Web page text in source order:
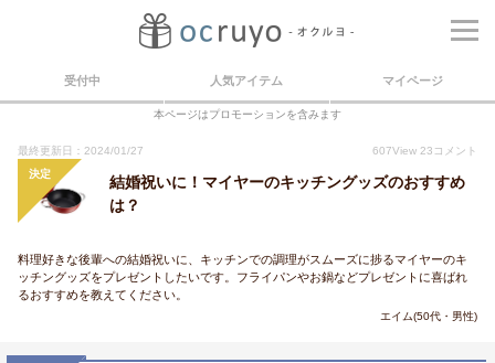
受付中 人気アイテム マイページ
本ページはプロモーションを含みます
最終更新日：2024/01/27 607View 23 コメント
決定
結婚祝いに！マイヤーのキッチングッズのおすすめ
は？
料理好きな後輩への結婚祝いに、キッチンでの調理がスムーズに捗るマイヤーのキ
ッチングッズをプレゼントしたいです。フライパンやお鍋などプレゼントに喜ばれ
るおすすめを教えてください。
エイム(50代・男性)